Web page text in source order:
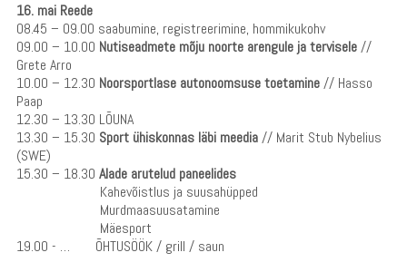
16. mai Reede
08.45 – 09.00 saabumine, registreerimine, hommikukohv
09.00 – 10.00 Nutiseadmete mõju noorte arengule ja tervisele//
Grete Arro
10.00 – 12.30 Noorsportlase autonoomsuse toetamine// Hasso
Paap
12.30 – 13.30 LÕUNA
13.30 – 15.30 Sport ühiskonnas läbi meedia// Marit Stub Nybelius
(SWE)
15.30 – 18.30 Alade arutelud paneelides
Kahevõistlus ja suusahüpped
Murdmaasuusatamine
Mäesport
19.00 - … ÕHTUSÖÖK / grill / saun